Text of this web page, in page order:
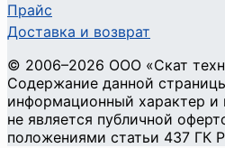
Прайс
Доставка и возврат
© 2006–2026 ООО «Скат
Содержание данной
информационный характер и
не является публичной
положениями статьи 437 ГК